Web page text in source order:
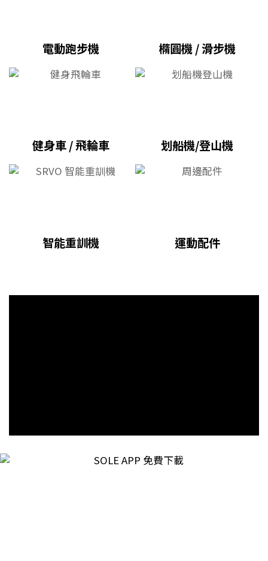
電動跑步機 橢圓機 / 滑步機
健身車 / 飛輪車 划船機/登山機
智能重訓機 運動配件